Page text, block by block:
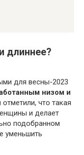
длиннее?
для весны-2023
низом и
что такая
и делает
подобранном
уменьшить